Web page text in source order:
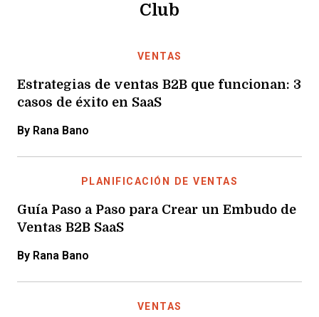
Club
VENTAS
Estrategias de ventas B2B que funcionan: 3
casos de éxito en SaaS
By Rana Bano
PLANIFICACIÓN DE VENTAS
Guía Paso a Paso para Crear un Embudo de
Ventas B2B SaaS
By Rana Bano
VENTAS